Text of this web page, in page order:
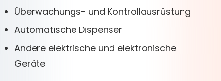
Überwachungs- und Kontrollausrüstung
Automatische Dispenser
Andere elektrische und elektronische
Geräte